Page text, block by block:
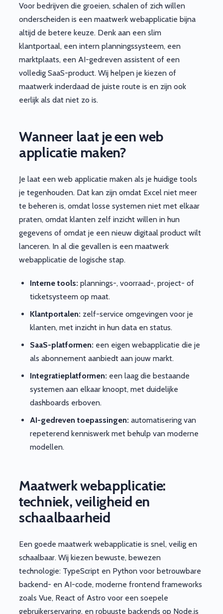
Voor bedrijven die groeien, schalen of zich willen
onderscheiden is een maatwerk webapplicatie bijna
altijd de betere keuze. Denk aan een slim
klantportaal, een intern planningssysteem, een
marktplaats, een AI-gedreven assistent of een
volledig SaaS-product. Wij helpen je kiezen of
maatwerk inderdaad de juiste route is en zijn ook
eerlijk als dat niet zo is.
Wanneer laat je een web
applicatie maken?
Je laat een web applicatie maken als je huidige tools
je tegenhouden. Dat kan zijn omdat Excel niet meer
te beheren is, omdat losse systemen niet met elkaar
praten, omdat klanten zelf inzicht willen in hun
gegevens of omdat je een nieuw digitaal product wilt
lanceren. In al die gevallen is een maatwerk
webapplicatie de logische stap.
Interne tools: plannings-, voorraad-, project- of
ticketsysteem op maat.
Klantportalen: zelf-service omgevingen voor je
klanten, met inzicht in hun data en status.
SaaS-platformen: een eigen webapplicatie die je
als abonnement aanbiedt aan jouw markt.
Integratieplatformen: een laag die bestaande
systemen aan elkaar knoopt, met duidelijke
dashboards erboven.
AI-gedreven toepassingen: automatisering van
repeterend kenniswerk met behulp van moderne
modellen.
Maatwerk webapplicatie:
techniek, veiligheid en
schaalbaarheid
Een goede maatwerk webapplicatie is snel, veilig en
schaalbaar. Wij kiezen bewuste, bewezen
technologie: TypeScript en Python voor betrouwbare
backend- en AI-code, moderne frontend frameworks
zoals Vue, React of Astro voor een soepele
gebruikerservaring, en robuuste backends op Node.js